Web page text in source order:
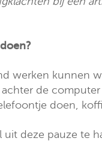
werken kunnen
achter de
doen,
uit deze pauze te